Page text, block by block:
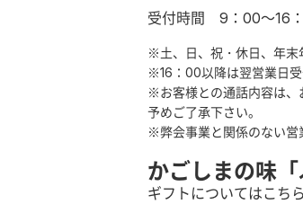
受付時間 9：00～16
※土、日、祝・休日、年末
※16：00以降は翌営業日受
※お客様との通話内容は、
予めご了承下さい。
※弊会事業と関係のない営
かごしまの味「
ギフトについてはこち